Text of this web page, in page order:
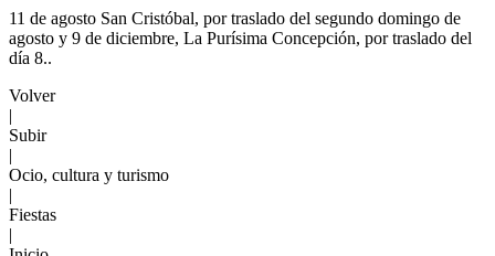
11 de agosto San Cristóbal, por traslado del segundo domingo de
agosto y 9 de diciembre, La Purísima Concepción, por traslado del
día 8..
Volver
|
Subir
|
Ocio, cultura y turismo
|
Fiestas
|